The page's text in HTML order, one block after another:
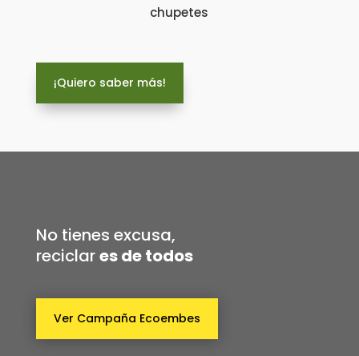
chupetes
¡Quiero saber más!
No tienes excusa,
reciclares de todos
Ver Campaña Ecoembes